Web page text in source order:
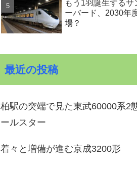
もう1羽誕生するサ
ーバード、2030年
場？
最近の投稿
柏駅の突端で見た東武60000系2
ールスター
着々と増備が進む京成3200形